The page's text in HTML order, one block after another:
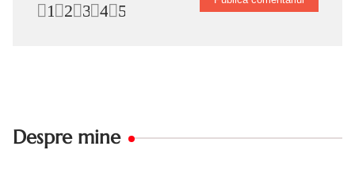
5
4
3
2
1
Despre mine